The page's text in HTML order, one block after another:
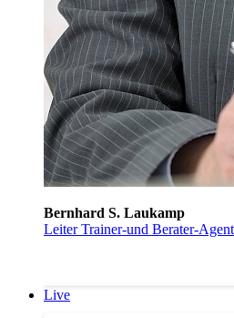
Bernhard S. Laukamp
Leiter Trainer-und Berater-
Live